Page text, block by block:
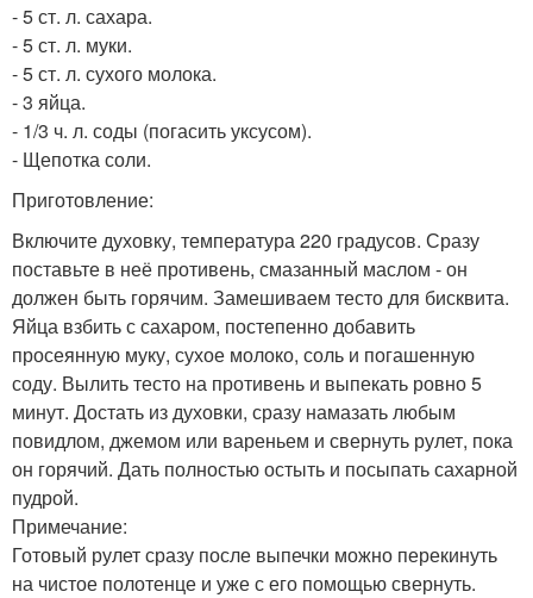
- 5 ст. л. сахара.
- 5 ст. л. муки.
- 5 ст. л. сухого молока.
- 3 яйца.
- 1/3 ч. л. соды (погасить уксусом).
- Щепотка соли.
Приготовление:
Включите духовку, температура 220 градусов. Сразу
поставьте в неё противень, смазанный маслом - он
должен быть горячим. Замешиваем тесто для бисквита.
Яйца взбить с сахаром, постепенно добавить
просеянную муку, сухое молоко, соль и погашенную
соду. Вылить тесто на противень и выпекать ровно 5
минут. Достать из духовки, сразу намазать любым
повидлом, джемом или вареньем и свернуть рулет, пока
он горячий. Дать полностью остыть и посыпать сахарной
пудрой.
Примечание:
Готовый рулет сразу после выпечки можно перекинуть
на чистое полотенце и уже с его помощью свернуть.